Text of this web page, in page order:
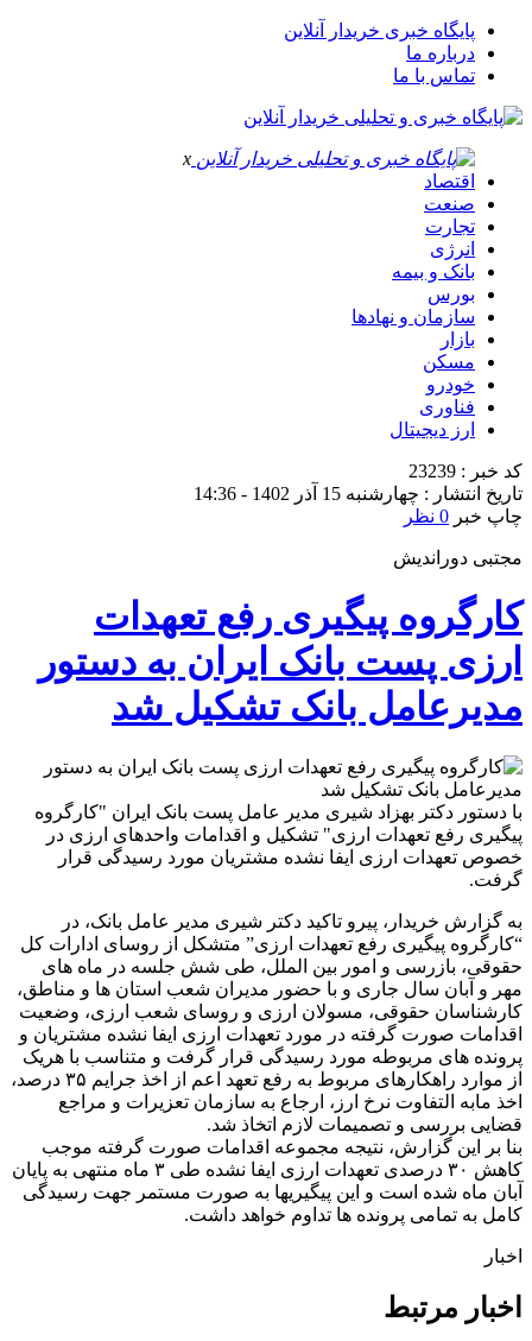
پایگاه خبری خریدار آنلاین
درباره ما
تماس با ما
x
اقتصاد
صنعت
تجارت
انرژی
بانک و بیمه
بورس
سازمان و نهادها
بازار
مسکن
خودرو
فناوری
ارز دیجیتال
کد خبر : 23239
تاریخ انتشار : چهارشنبه 15 آذر 1402 - 14:36
چاپ خبر 0 نظر
مجتبی دوراندیش
کارگروه پیگیری رفع تعهدات
ارزی پست بانک ایران به دستور
مدیرعامل بانک تشکیل شد
با دستور دکتر بهزاد شیری مدیر عامل پست بانک ایران "کارگروه
پیگیری رفع تعهدات ارزی" تشکیل و اقدامات واحدهای ارزی در
خصوص تعهدات ارزی ایفا نشده مشتریان مورد رسیدگی قرار
گرفت.
به گزارش خریدار، پیرو تاکید دکتر شیری مدیر عامل بانک، در
“کارگروه پیگیری رفع تعهدات ارزی” متشکل از روسای ادارات کل
حقوقی، بازرسی و امور بین الملل، طی شش جلسه در ماه های
مهر و آبان سال جاری و با حضور مدیران شعب استان ها و مناطق،
کارشناسان حقوقی، مسولان ارزی و روسای شعب ارزی، وضعیت
اقدامات صورت گرفته در مورد تعهدات ارزی ایفا نشده مشتریان و
پرونده های مربوطه مورد رسیدگی قرار گرفت و متناسب با هریک
از موارد راهکارهای مربوط به رفع تعهد اعم از اخذ جرایم ۳۵ درصد،
اخذ مابه التفاوت نرخ ارز، ارجاع به سازمان تعزیرات و مراجع
قضایی بررسی و تصمیمات لازم اتخاذ شد.
بنا بر این گزارش، نتیجه مجموعه اقدامات صورت گرفته موجب
کاهش ۳۰ درصدی تعهدات ارزی ایفا نشده طی ۳ ماه منتهی به پایان
آبان ماه شده است و این پیگیریها به صورت مستمر جهت رسیدگی
کامل به تمامی پرونده ها تداوم خواهد داشت.
اخبار
اخبار مرتبط